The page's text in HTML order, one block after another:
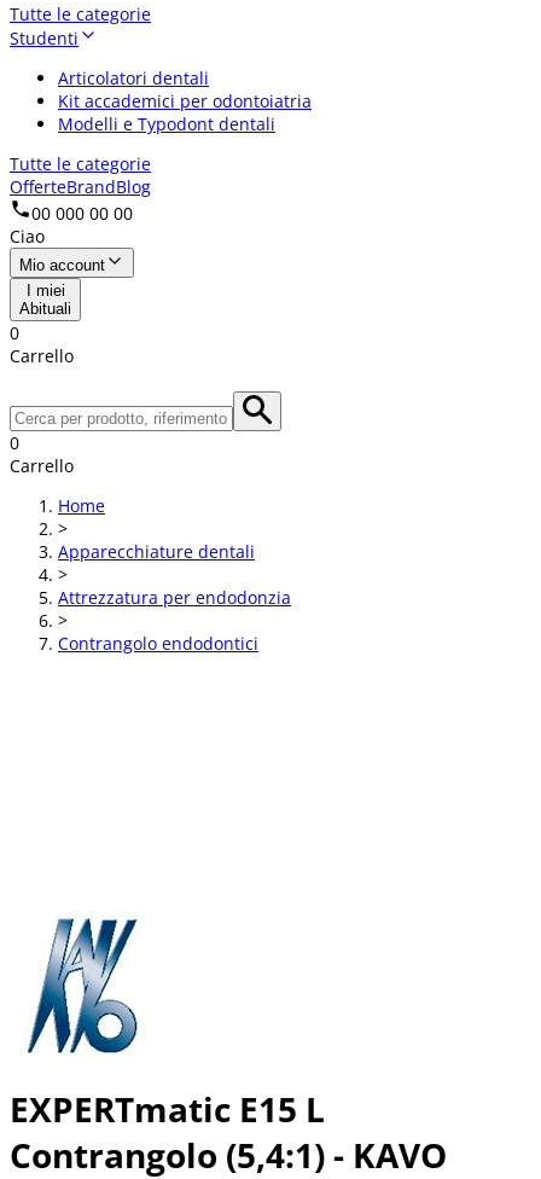
Tutte le categorie
Studenti
Articolatori dentali
Kit accademici per odontoiatria
Modelli e Typodont dentali
Tutte le categorie
OfferteBrandBlog
00 000 00 00
Ciao
Mio account
I miei
Abituali
0
Carrello
0
Carrello
Home
>
Apparecchiature dentali
>
Attrezzatura per endodonzia
>
Contrangolo endodontici
EXPERTmatic E15 L
Contrangolo (5,4:1) - KAVO